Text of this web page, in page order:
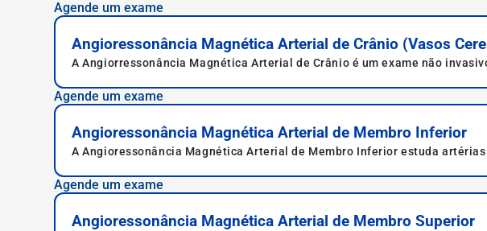
Agende um exame
Angioressonância Magnética Arterial de Crânio (Vasos
A Angiorressonância Magnética Arterial de Crânio é um exame não
Agende um exame
Angioressonância Magnética Arterial de Membro Inferior
A Angioressonância Magnética Arterial de Membro Inferior estuda
Agende um exame
Angioressonância Magnética Arterial de Membro Superior